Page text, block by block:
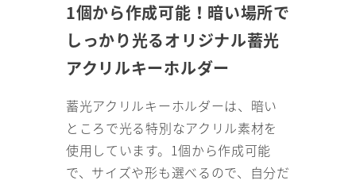
1個から作成可能！暗い場所で
しっかり光るオリジナル蓄光
アクリルキーホルダー
蓄光アクリルキーホルダーは、暗い
ところで光る特別なアクリル素材を
使用しています。1個から作成可能
で、サイズや形も選べるので、自分だ